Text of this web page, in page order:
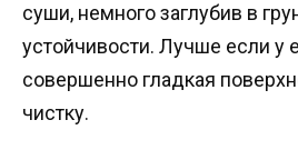
суши, немного заглубив в
устойчивости. Лучше если у
совершенно гладкая
чистку.